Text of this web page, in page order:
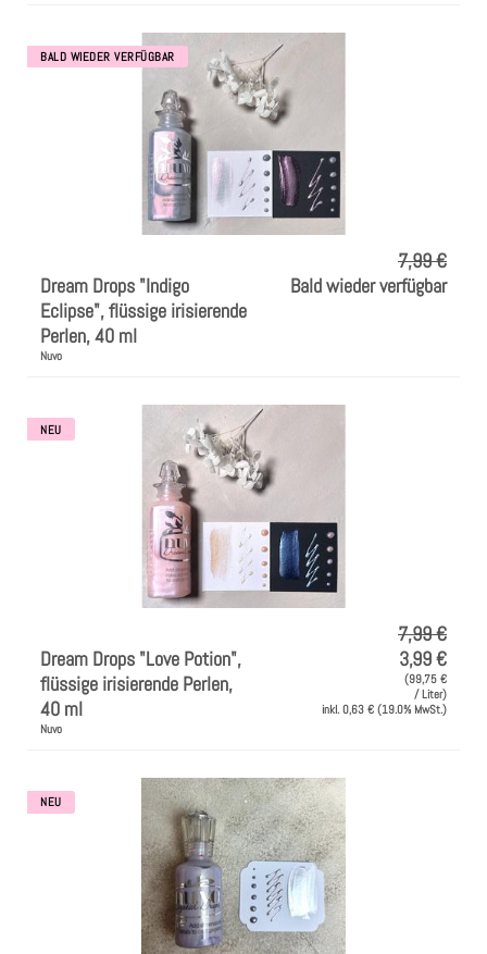
BALD WIEDER VERFÜGBAR
7,99 €
Dream Drops "Indigo
Eclipse", flüssige irisierende
Perlen, 40 ml
Nuvo
Bald wieder verfügbar
NEU
7,99 €
Dream Drops "Love Potion",
flüssige irisierende Perlen,
40 ml
Nuvo
3,99 €
(99,75 €
/ Liter)
inkl. 0,63 € (19.0% MwSt.)
NEU